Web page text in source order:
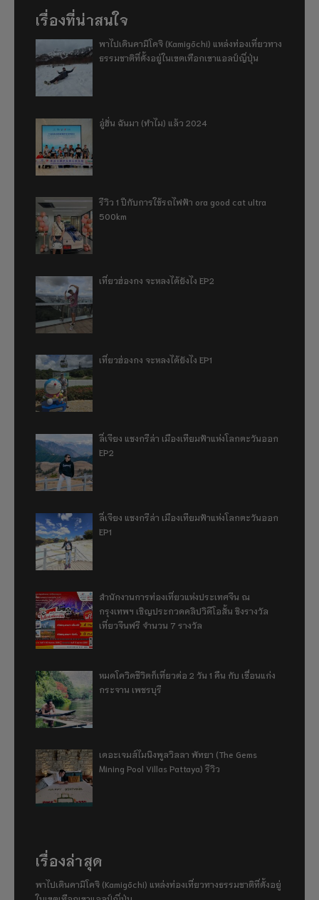
เรื่องที่น่าสนใจ
พาไปเดินคามิโคจิ (Kamigōchi) แหล่งท่องเที่ยวทาง
ธรรมชาติที่ตั้งอยู่ในเขตเทือกเขาแอลป์ญี่ปุ่น
อู่ฮั่น ฉันมา (ทำไม) แล้ว 2024
รีวิว 1 ปีกับการใช้รถไฟฟ้า ora good cat ultra
500km
เที่ยวฮ่องกง จะหลงได้ยังไง EP2
เที่ยวฮ่องกง จะหลงได้ยังไง EP1
ลี่เจียง แชงกรีล่า เมืองเทียมฟ้าแห่งโลกตะวันออก
EP2
ลี่เจียง แชงกรีล่า เมืองเทียมฟ้าแห่งโลกตะวันออก
EP1
สำนักงานการท่องเที่ยวแห่งประเทศจีน ณ
กรุงเทพฯ เชิญประกวดคลิปวิดีโอสั้น ชิงรางวัล
เที่ยวจีนฟรี จำนวน 7 รางวัล
หมดโควิดชีวิตก็เที่ยวต่อ 2 วัน 1 คืน กับ เขื่อนแก่ง
กระจาน เพชรบุรี
เดอะเจมส์ไมนิงพูลวิลลา พัทยา (The Gems
Mining Pool Villas Pattaya) รีวิว
เรื่องล่าสุด
พาไปเดินคามิโคจิ (Kamigōchi) แหล่งท่องเที่ยวทางธรรมชาติที่ตั้งอยู่